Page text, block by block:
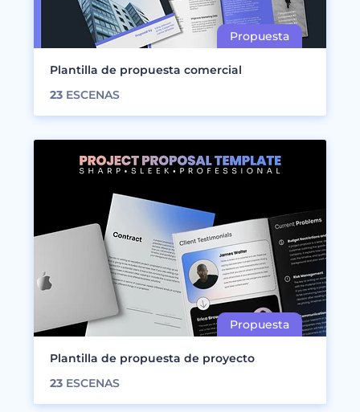
Plantilla de propuesta comercial
23 ESCENAS
Plantilla de propuesta de proyecto
23 ESCENAS